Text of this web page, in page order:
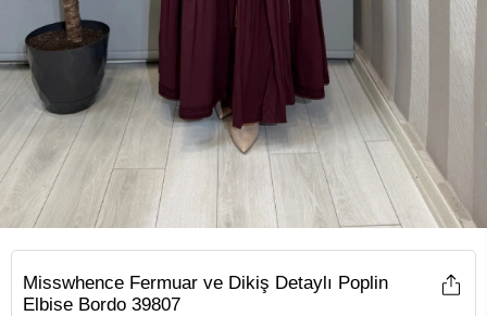
Misswhence Fermuar ve Dikiş Detaylı Poplin
Elbise Bordo 39807